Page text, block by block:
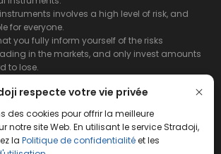
respecte votre vie privée
des cookies pour offrir la meilleure
notre site Web. En utilisant le service Stradoji,
la Politique de confidentialitéet les
involves a high level of risk, and
for everyone.
you fully inform yourself of the risks
in the markets, and only invest amounts
to lose.
not guarantee the results or the
based on the information contained on
site and its publishing company
in the use that may be made of this
consequences that may result therefrom.